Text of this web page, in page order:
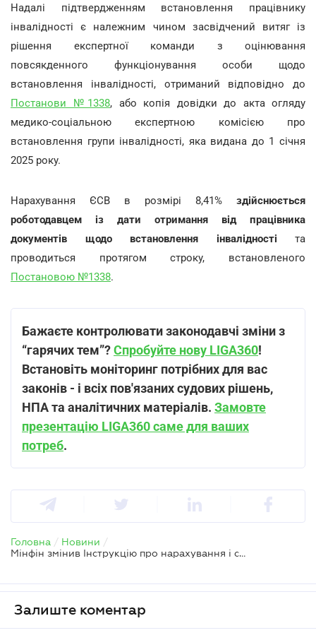
Надалі підтвердженням встановлення працівнику
інвалідності є належним чином засвідчений витяг із
рішення експертної команди з оцінювання
повсякденного функціонування особи щодо
встановлення інвалідності, отриманий відповідно до
Постанови №1338, або копія довідки до акта огляду
медико-соціальною експертною комісією про
встановлення групи інвалідності, яка видана до 1 січня
2025 року.
Нарахування ЄСВ в розмірі 8,41% здійснюється
роботодавцем із дати отримання від працівника
документів щодо встановлення інвалідності та
проводиться протягом строку, встановленого
Постановою №1338.
Бажаєте контролювати законодавчі зміни з
“гарячих тем”?Спробуйте нову LIGA360!
Встановіть моніторинг потрібних для вас
законів - і всіх пов'язаних судових рішень,
НПА та аналітичних матеріалів. Замовте
презентацію LIGA360 саме для ваших
потреб.
Головна / Новини /
Мінфін змінив Інструкцію про нарахування і сплату ЄСВ
Залиште коментар